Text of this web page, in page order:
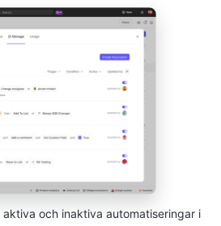
och inaktiva automatiseringar i